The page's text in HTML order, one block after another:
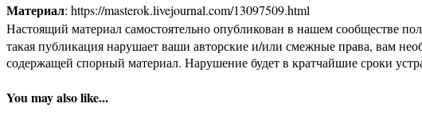
Материал: https://masterok.livejournal.com/13097509.html
Настоящий материал самостоятельно опубликован в нашем сообществе
такая публикация нарушает ваши авторские и/или смежные права, вам
содержащей спорный материал. Нарушение будет в кратчайшие сроки
You may also like...